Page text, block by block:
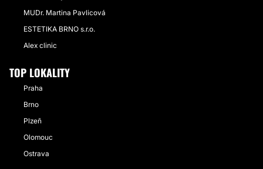
MUDr. Martina Pavlicová
ESTETIKA BRNO s.r.o.
Alex clinic
TOP LOKALITY
Praha
Brno
Plzeň
Olomouc
Ostrava